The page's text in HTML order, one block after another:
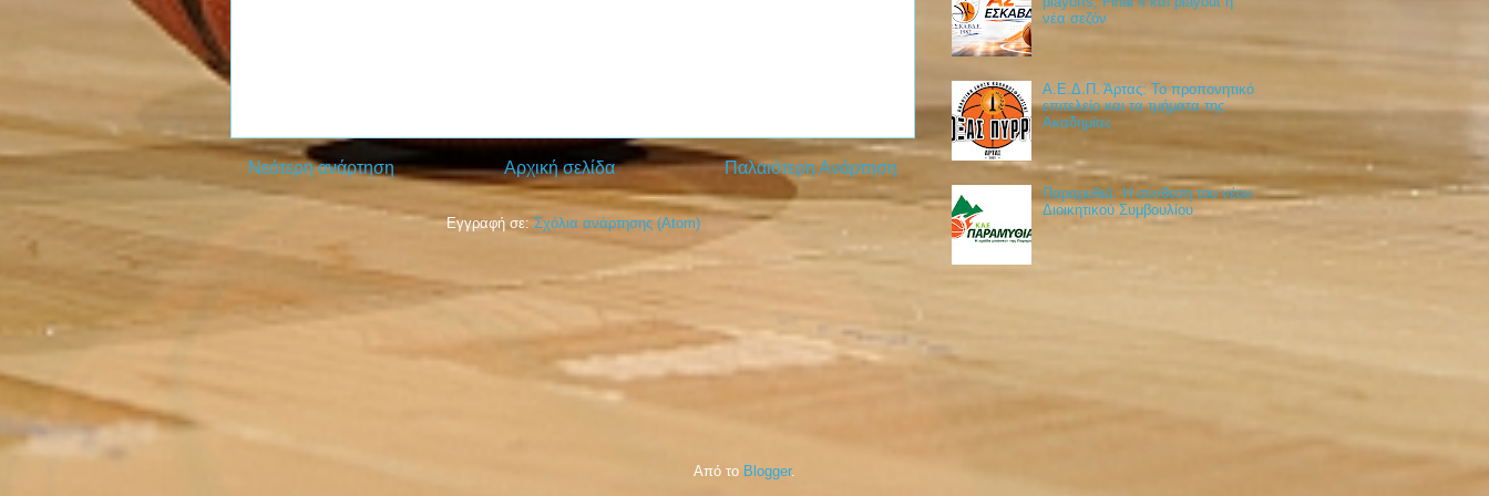
Νεότερη ανάρτηση Παλαιότερη Ανάρτηση
Αρχική σελίδα
Εγγραφή σε:Σχόλια ανάρτησης (Atom)
νέα σεζόν
Α.Ε.Δ.Π. Άρτας: Το προπονητικό
επιτελείο και τα τμήματα της
Ακαδημίας
Παραμυθιά: Η σύνθεση του νέου
Διοικητικού Συμβουλίου
Από το Blogger.